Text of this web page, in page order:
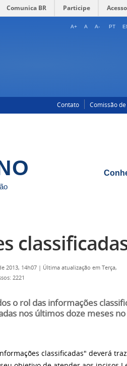
Comunica BR Participe
A+ A A- PT
Contato Comissão
2013, 14h07 | Última atualização em Terça,
2221
o rol das informações
nos últimos doze meses
classificadas" deverá